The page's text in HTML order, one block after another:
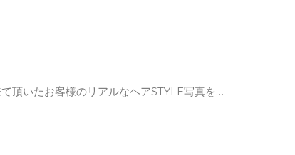
頂いたお客様のリアルなヘアSTYLE写真を…